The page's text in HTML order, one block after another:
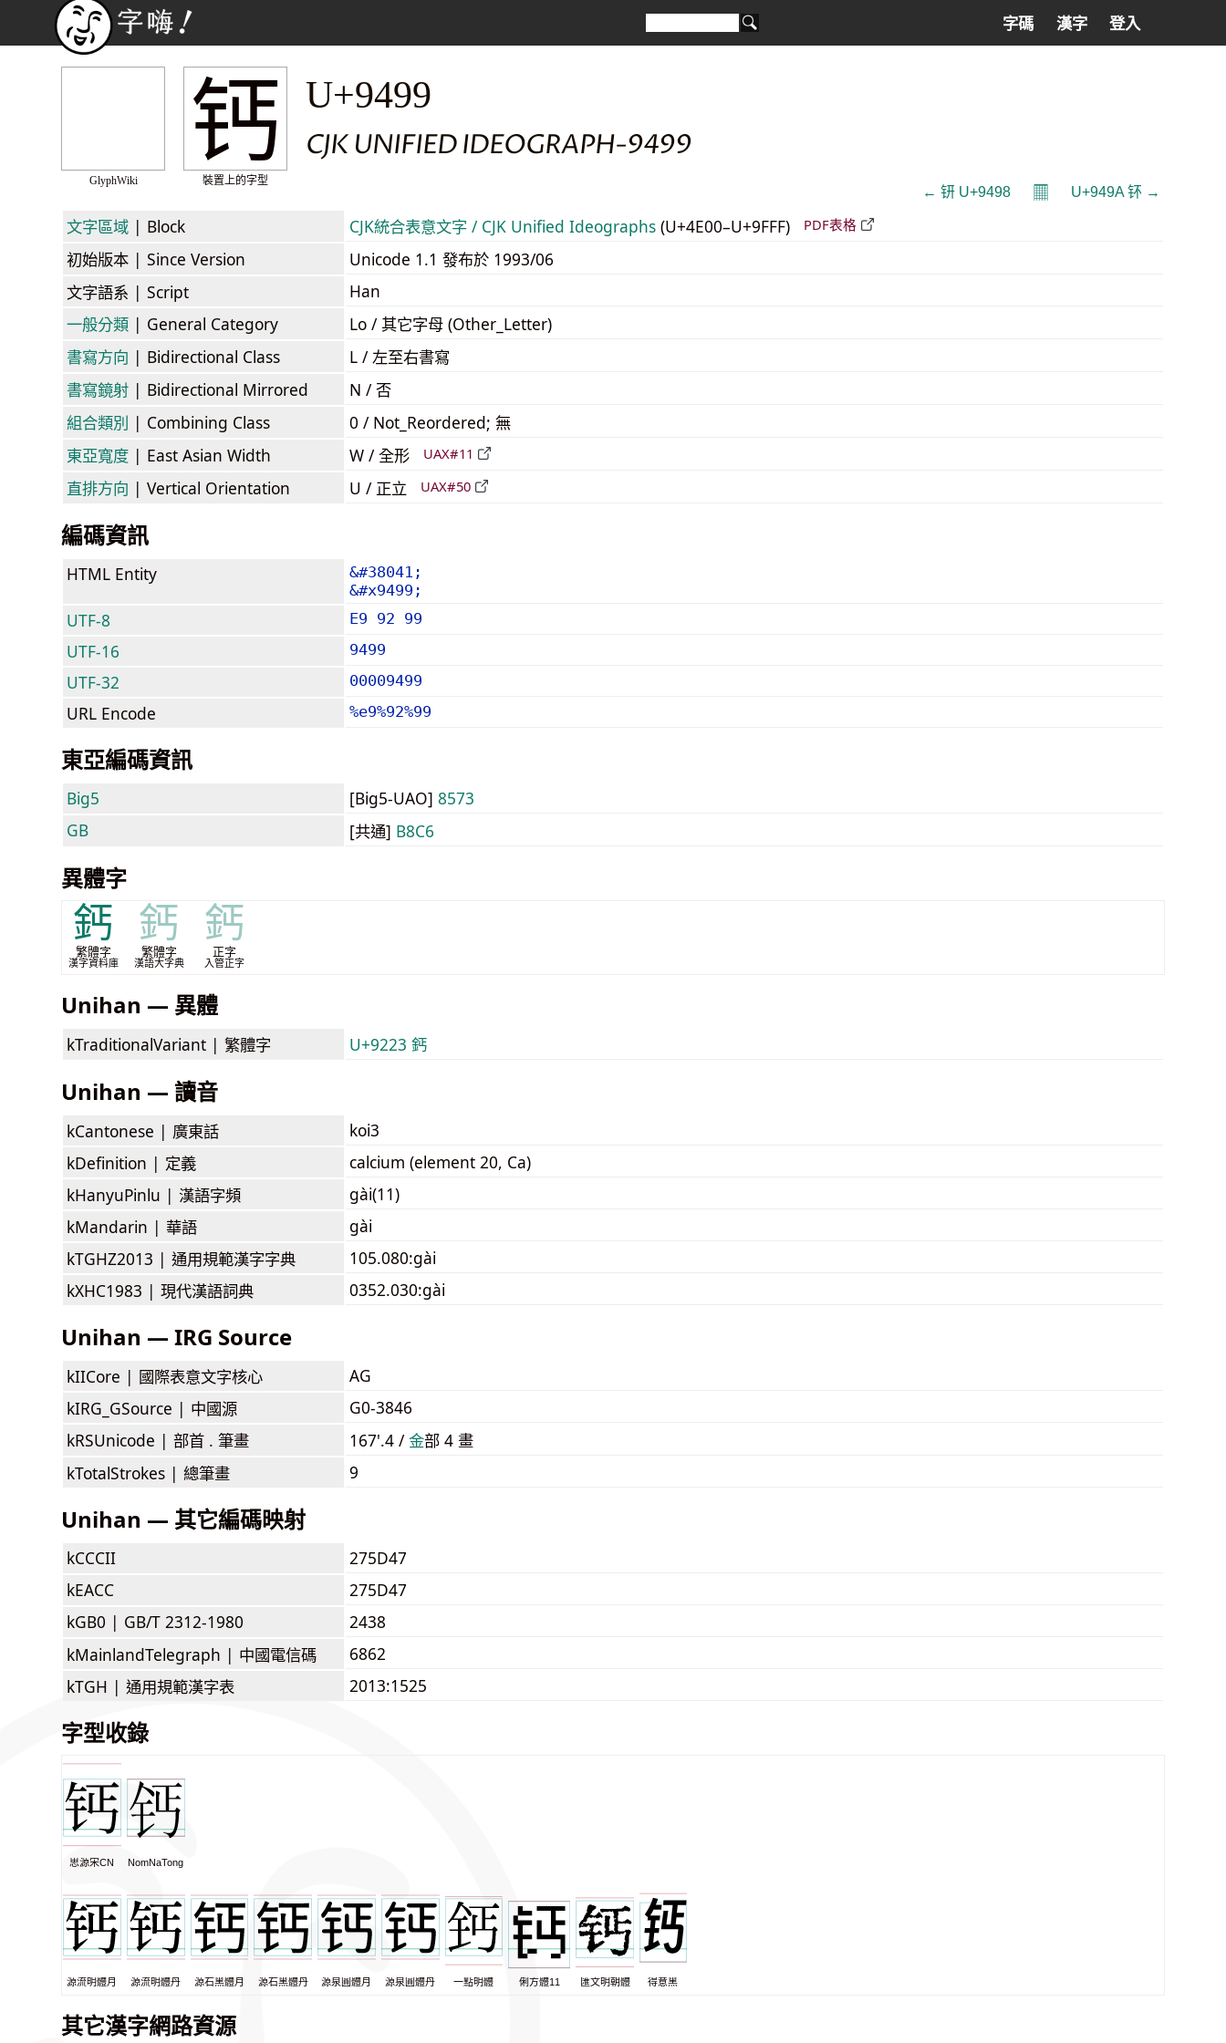
字碼 漢字 登入
GlyphWiki
钙
裝置上的字型
U+9499
CJK UNIFIED IDEOGRAPH-9499
← 钘 U+9498 𝄜 U+949A 钚 →
文字區域 | Block CJK統合表意文字 / CJK Unified Ideographs (U+4E00–U+9FFF) PDF表格
初始版本 | Since Version
Unicode 1.1 發布於 1993/06
文字語系 | Script
Han
一般分類 | General Category
Lo / 其它字母 (Other_Letter)
書寫方向 | Bidirectional Class
L / 左至右書寫
書寫鏡射 | Bidirectional Mirrored
N / 否
組合類別 | Combining Class
0 / Not_Reordered; 無
東亞寬度 | East Asian Width W / 全形 UAX#11
直排方向 | Vertical Orientation U / 正立 UAX#50
編碼資訊
HTML Entity
&#38041;
&#x9499;
UTF-8 E9 92 99
UTF-16 9499
UTF-32 00009499
URL Encode %e9%92%99
東亞編碼資訊
Big5 [Big5-UAO] 8573
GB
[共通] B8C6
異體字
鈣
繁體字
漢字資料庫
鈣
繁體字
漢語大字典
鈣
正字
入管正字
Unihan — 異體
kTraditionalVariant | 繁體字 U+9223 鈣
Unihan — 讀音
kCantonese | 廣東話
koi3
kDefinition | 定義
calcium (element 20, Ca)
kHanyuPinlu | 漢語字頻
gài(11)
kMandarin | 華語
gài
kTGHZ2013 | 通用規範漢字字典
105.080:gài
kXHC1983 | 現代漢語詞典 0352.030:gài
Unihan — IRG Source
kIICore | 國際表意文字核心
AG
kIRG_GSource | 中國源
G0-3846
kRSUnicode | 部首 . 筆畫 167'.4 /⾦部 4 畫
kTotalStrokes | 總筆畫 9
Unihan — 其它編碼映射
kCCCII
275D47
kEACC
275D47
kGB0 | GB/T 2312-1980
2438
kMainlandTelegraph | 中國電信碼
6862
kTGH | 通用規範漢字表 2013:1525
字型收錄
思源宋CN NomNaTong
源流明體月 源流明體丹 源石黑體月 源石黑體丹 源泉圓體月 源泉圓體丹 一點明體 俐方體11 匯文明朝體 得意黑
其它漢字網路資源